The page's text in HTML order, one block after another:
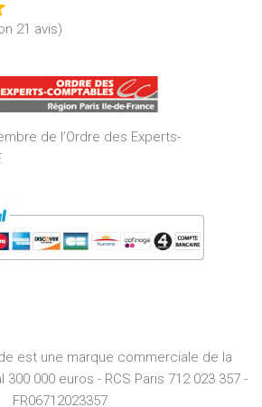
21 avis)
de l’Ordre des Experts-
est une marque commerciale de la
300 000 euros - RCS Paris 712 023 357 -
FR06712023357